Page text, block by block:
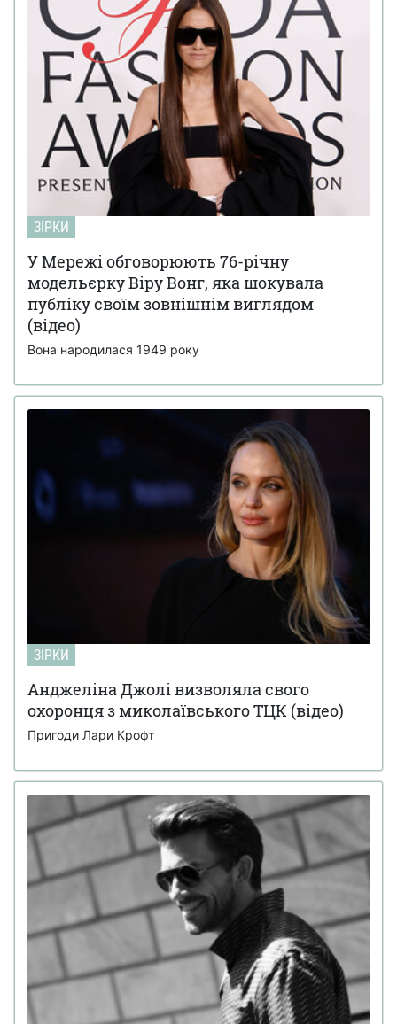
ЗІРКИ
У Мережі обговорюють 76-річну
модельєрку Віру Вонг, яка шокувала
публіку своїм зовнішнім виглядом
(відео)
Вона народилася 1949 року
ЗІРКИ
Анджеліна Джолі визволяла свого
охоронця з миколаївського ТЦК (відео)
Пригоди Лари Крофт